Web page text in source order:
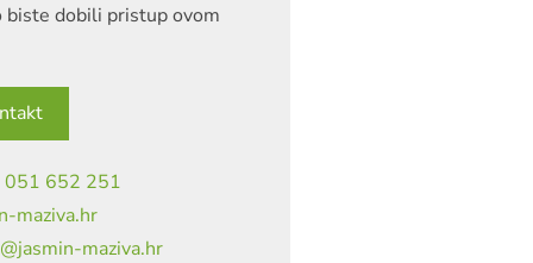
biste dobili pristup ovom
051 652 251
maziva.hr
maziva.hr